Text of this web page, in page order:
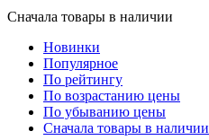
Сначала товары в наличии
Новинки
Популярное
По рейтингу
По возрастанию цены
По убыванию цены
Сначала товары в наличии